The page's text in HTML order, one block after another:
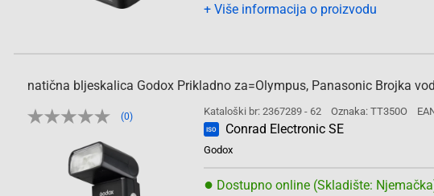
+ Više informacija o proizvodu
natična bljeskalica Godox Prikladno za=Olympus, Panasonic Brojka
(0) Kataloški br: 2367289 - 62 Oznaka: TT350O
ISO Conrad Electronic SE
Godox
● Dostupno online (Skladište: